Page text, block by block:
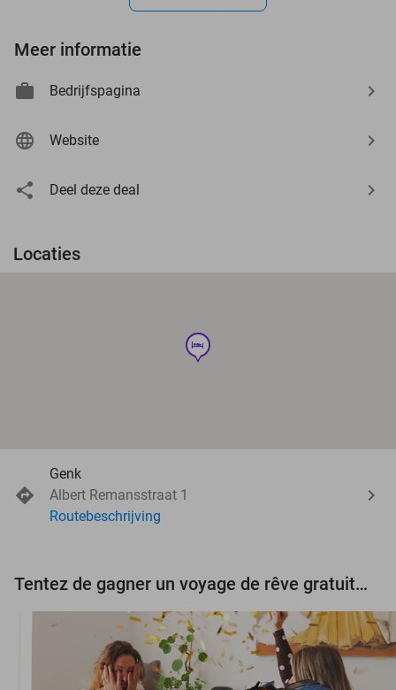
Meer informatie
Bedrijfspagina
Website
Deel deze deal
Locaties
hotel
Genk
Albert Remansstraat 1
Routebeschrijving
Tentez de gagner un voyage de rêve gratuit d'une valeur de 3.000 € !